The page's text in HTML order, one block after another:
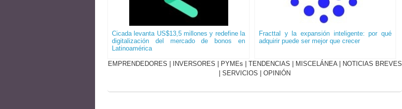
Cicada levanta US$13,5 millones y redefine la
digitalización del mercado de bonos en
Latinoamérica
Fracttal y la expansión inteligente: por qué
adquirir puede ser mejor que crecer
EMPRENDEDORES INVERSORES PYMEs TENDENCIAS MISCELÁNEA
NOTICIAS BREVES
SERVICIOS OPINIÓN